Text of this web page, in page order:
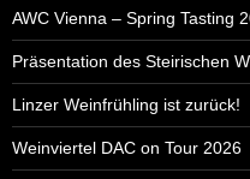
AWC Vienna – Spring Tasting
Präsentation des Steirischen
Linzer Weinfrühling ist zurück!
Weinviertel DAC on Tour 2026